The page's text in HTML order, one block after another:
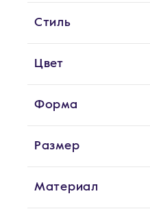
Стиль
Цвет
Форма
Размер
Материал